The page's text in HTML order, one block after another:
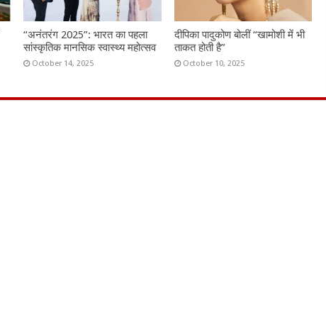
“अनंतरंग 2025”: भारत का पहला
सांस्कृतिक मानसिक स्वास्थ्य महोत्सव
October 14, 2025
दीपिका पादुकोण बोलीं “खामोशी में भी
ताकत होती है”
October 10, 2025